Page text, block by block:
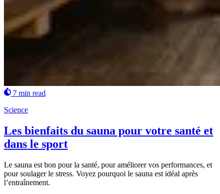
7 min read
Science
Les bienfaits du sauna pour votre santé et
dans le sport
Le sauna est bon pour la santé, pour améliorer vos performances, et
pour soulager le stress. Voyez pourquoi le sauna est idéal après
l’entraînement.